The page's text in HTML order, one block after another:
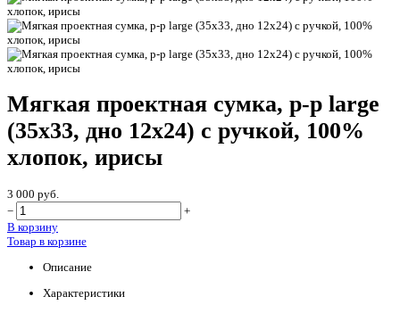
Мягкая проектная сумка, р-р large
(35х33, дно 12х24) с ручкой, 100%
хлопок, ирисы
3 000 руб.
−
+
В корзину
Товар в корзине
Описание
Характеристики